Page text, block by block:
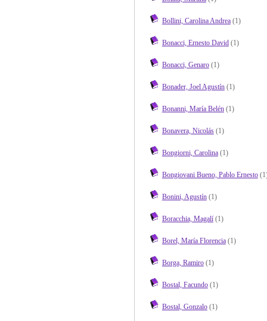
Bollini, Carolina Andrea(1)
Bonacci, Ernesto David(1)
Bonacci, Genaro(1)
Bonader, Joel Agustín(1)
Bonanni, María Belén(1)
Bonavera, Nicolás(1)
Bongiorni, Carolina(1)
Bongiovani Bueno, Pablo Ernesto
Bonini, Agustín(1)
Boracchia, Magalí(1)
Borel, María Florencia(1)
Borga, Ramiro(1)
Bostal, Facundo(1)
Bostal, Gonzalo(1)